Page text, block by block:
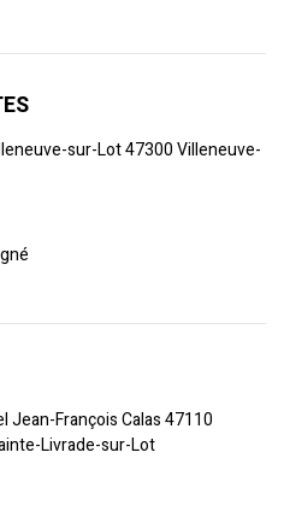
sur-Lot 47300 Villeneuve-
Jean-François Calas 47110
Livrade-sur-Lot